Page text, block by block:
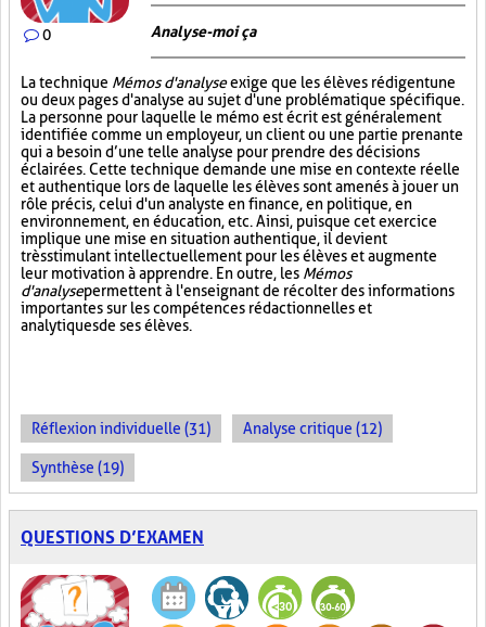
0 Analyse-moi ça
La technique Mémos d'analyseexige que les élèves rédigent une
ou deux pages d'analyse au sujet d'une problématique spécifique.
La personne pour laquelle le mémo est écrit est généralement
identifiée comme un employeur, un client ou une partie prenante
qui a besoin d’une telle analyse pour prendre des décisions
éclairées. Cette technique demande une mise en contexte réelle
et authentique lors de laquelle les élèves sont amenés à jouer un
rôle précis, celui d'un analyste en finance, en politique, en
environnement, en éducation, etc. Ainsi, puisque cet exercice
implique une mise en situation authentique, il devient
très stimulant intellectuellement pour les élèves et augmente
leur motivation à apprendre. En outre, les Mémos
d'analysepermettent à l'enseignant de récolter des informations
importantes sur les compétences rédactionnelles et
analytiques de ses élèves.
Réflexion individuelle (31) Analyse critique (12)
Synthèse (19)
QUESTIONS D’EXAMEN